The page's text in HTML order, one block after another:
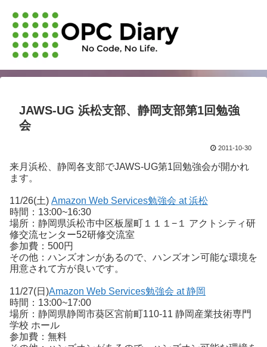
JAWS-UG 浜松支部、静岡支部第1回勉強
会
2011-10-30
来月浜松、静岡各支部でJAWS-UG第1回勉強会が開かれ
ます。
11/26(土) Amazon Web Services勉強会 at 浜松
時間：13:00~16:30
場所：静岡県浜松市中区板屋町１１１−１ アクトシティ研
修交流センター52研修交流室
参加費：500円
その他：ハンズオンがあるので、ハンズオン可能な環境を
用意されて方が良いです。
11/27(日)Amazon Web Services勉強会 at 静岡
時間：13:00~17:00
場所：静岡県静岡市葵区宮前町110-11 静岡産業技術専門
学校 ホール
参加費：無料